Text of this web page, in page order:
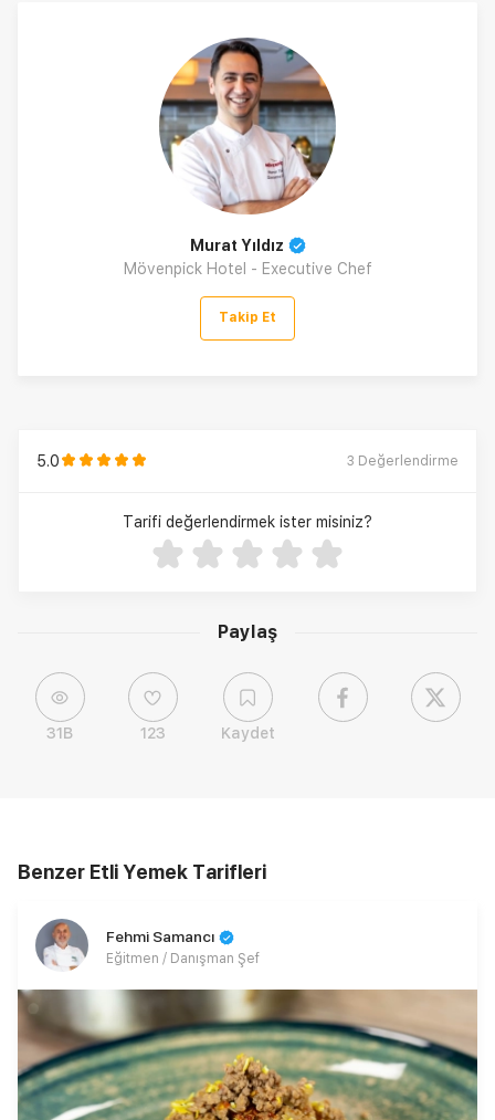
Paylaş
31B 123 Kaydet
Murat Yıldız
Mövenpick Hotel - Executive Chef
Takip Et
5.0 3 Değerlendirme
Tarifi değerlendirmek ister misiniz?
Benzer Etli Yemek Tarifleri
Fehmi Samancı
Eğitmen / Danışman Şef